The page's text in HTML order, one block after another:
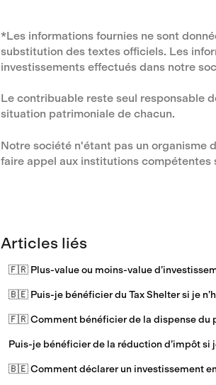
*Les informations fournies ne sont
substitution des textes officiels. Les
investissements effectués dans notre
Le contribuable reste seul responsable
situation patrimoniale de chacun.
Notre société n'étant pas un organisme
faire appel aux institutions compétentes
Articles liés
🇫🇷 Plus-value ou moins-value
🇧🇪 Puis-je bénéficier du Tax Shelter si je
🇫🇷 Comment bénéficier de la dispense du
Puis-je bénéficier de la réduction d’impôt si
🇧🇪 Comment déclarer un investissement en